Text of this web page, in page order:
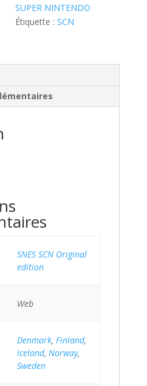
SUPER NINTENDO
Étiquette :SCN
SNES SCN Original
edition
Web
Denmark, Finland,
Iceland, Norway,
Sweden